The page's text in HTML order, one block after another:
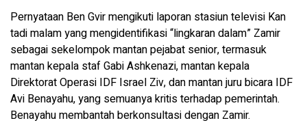
Pernyataan Ben Gvir mengikuti laporan stasiun televisi Kan
tadi malam yang mengidentifikasi “lingkaran dalam” Zamir
sebagai sekelompok mantan pejabat senior, termasuk
mantan kepala staf Gabi Ashkenazi, mantan kepala
Direktorat Operasi IDF Israel Ziv, dan mantan juru bicara IDF
Avi Benayahu, yang semuanya kritis terhadap pemerintah.
Benayahu membantah berkonsultasi dengan Zamir.